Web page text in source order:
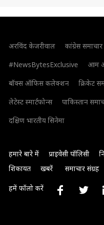
अरविंद केजरीवाल कांग्रेस समाचार
#NewsBytesExclusive
आम
बॉक्स ऑफिस कलेक्शन
क्रिकेट
लेटेस्ट स्मार्टफोन्स
पाकिस्तान
दक्षिण भारतीय सिनेमा
हमारे बारे में प्राइवेसी पॉलिसी
शिकायत
खबरें समाचार संग्रह
हमें फॉलो करें